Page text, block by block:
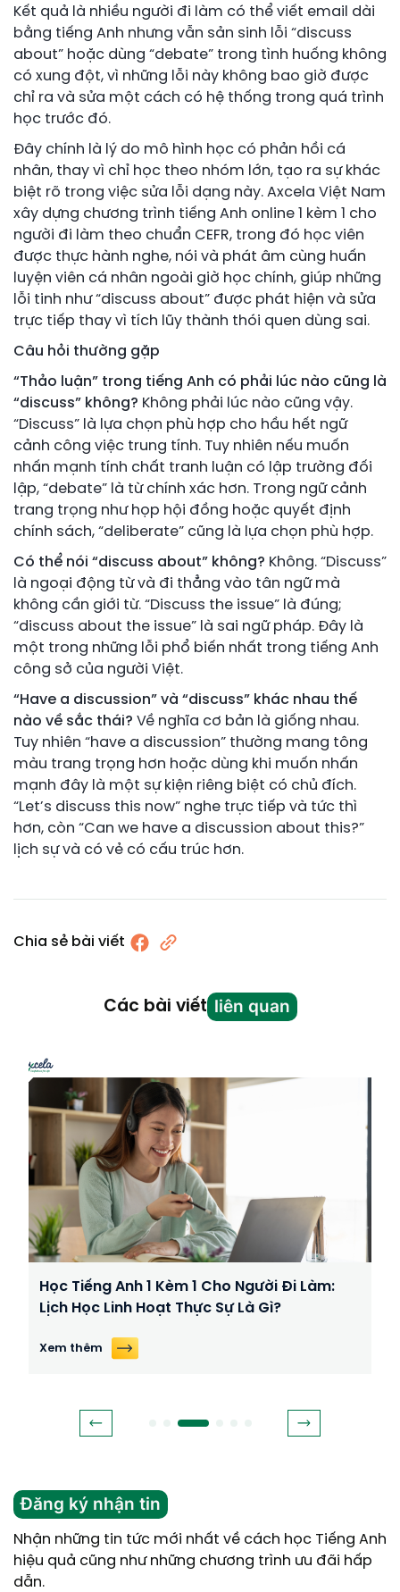
Kết quả là nhiều người đi làm có thể viết email dài
bằng tiếng Anh nhưng vẫn sản sinh lỗi “discuss
about” hoặc dùng “debate” trong tình huống không
có xung đột, vì những lỗi này không bao giờ được
chỉ ra và sửa một cách có hệ thống trong quá trình
học trước đó.
Đây chính là lý do mô hình học có phản hồi cá
nhân, thay vì chỉ học theo nhóm lớn, tạo ra sự khác
biệt rõ trong việc sửa lỗi dạng này. Axcela Việt Nam
xây dựng chương trình tiếng Anh online 1 kèm 1 cho
người đi làm theo chuẩn CEFR, trong đó học viên
được thực hành nghe, nói và phát âm cùng huấn
luyện viên cá nhân ngoài giờ học chính, giúp những
lỗi tinh như “discuss about” được phát hiện và sửa
trực tiếp thay vì tích lũy thành thói quen dùng sai.
Câu hỏi thường gặp
“Thảo luận” trong tiếng Anh có phải lúc nào cũng là
“discuss” không? Không phải lúc nào cũng vậy.
“Discuss” là lựa chọn phù hợp cho hầu hết ngữ
cảnh công việc trung tính. Tuy nhiên nếu muốn
nhấn mạnh tính chất tranh luận có lập trường đối
lập, “debate” là từ chính xác hơn. Trong ngữ cảnh
trang trọng như họp hội đồng hoặc quyết định
chính sách, “deliberate” cũng là lựa chọn phù hợp.
Có thể nói “discuss about” không? Không. “Discuss”
là ngoại động từ và đi thẳng vào tân ngữ mà
không cần giới từ. “Discuss the issue” là đúng;
“discuss about the issue” là sai ngữ pháp. Đây là
một trong những lỗi phổ biến nhất trong tiếng Anh
công sở của người Việt.
“Have a discussion” và “discuss” khác nhau thế
nào về sắc thái? Về nghĩa cơ bản là giống nhau.
Tuy nhiên “have a discussion” thường mang tông
màu trang trọng hơn hoặc dùng khi muốn nhấn
mạnh đây là một sự kiện riêng biệt có chủ đích.
“Let’s discuss this now” nghe trực tiếp và tức thì
hơn, còn “Can we have a discussion about this?”
lịch sự và có vẻ có cấu trúc hơn.
Chia sẻ bài viết
Các bài viết liên quan
Học Tiếng Anh 1 Kèm 1 Cho Người Đi Làm:
Lịch Học Linh Hoạt Thực Sự Là Gì?
Xem thêm
Đăng ký nhận tin
Nhận những tin tức mới nhất về cách học Tiếng Anh
hiệu quả cũng như những chương trình ưu đãi hấp
dẫn.